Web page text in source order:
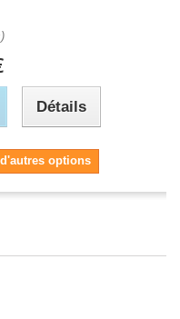
Détails
options